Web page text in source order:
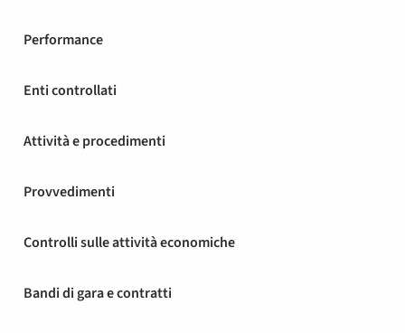
Performance
Enti controllati
Attività e procedimenti
Provvedimenti
Controlli sulle attività economiche
Bandi di gara e contratti